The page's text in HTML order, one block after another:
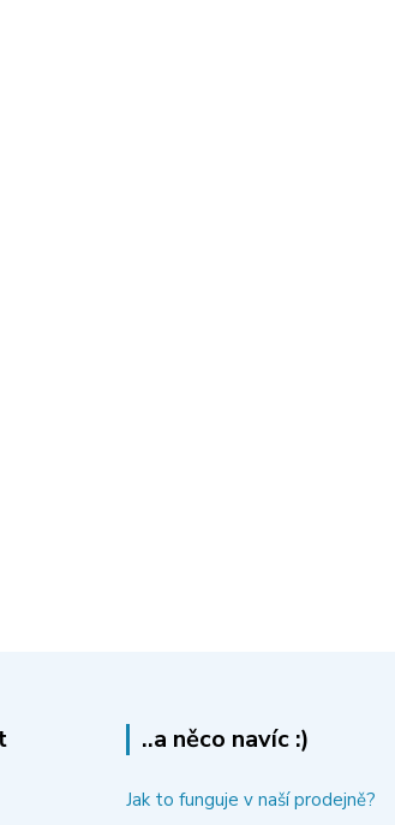
..a něco navíc :)
Jak to funguje v naší prodejně?